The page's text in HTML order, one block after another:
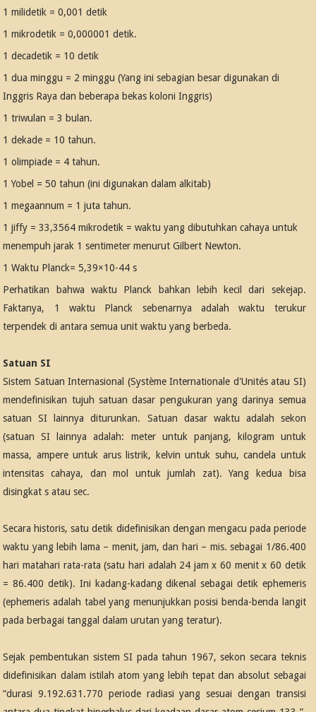
1 milidetik = 0,001 detik
1 mikrodetik = 0,000001 detik.
1 decadetik = 10 detik
1 dua minggu = 2 minggu (Yang ini sebagian besar digunakan di
Inggris Raya dan beberapa bekas koloni Inggris)
1 triwulan = 3 bulan.
1 dekade = 10 tahun.
1 olimpiade = 4 tahun.
1 Yobel = 50 tahun (ini digunakan dalam alkitab)
1 megaannum = 1 juta tahun.
1 jiffy = 33,3564 mikrodetik = waktu yang dibutuhkan cahaya untuk
menempuh jarak 1 sentimeter menurut Gilbert Newton.
1 Waktu Planck= 5,39×10-44 s
Perhatikan bahwa waktu Planck bahkan lebih kecil dari sekejap.
Faktanya, 1 waktu Planck sebenarnya adalah waktu terukur
terpendek di antara semua unit waktu yang berbeda.
Satuan SI
Sistem Satuan Internasional (Système Internationale d'Unités atau SI)
mendefinisikan tujuh satuan dasar pengukuran yang darinya semua
satuan SI lainnya diturunkan. Satuan dasar waktu adalah sekon
(satuan SI lainnya adalah: meter untuk panjang, kilogram untuk
massa, ampere untuk arus listrik, kelvin untuk suhu, candela untuk
intensitas cahaya, dan mol untuk jumlah zat). Yang kedua bisa
disingkat s atau sec.
Secara historis, satu detik didefinisikan dengan mengacu pada periode
waktu yang lebih lama – menit, jam, dan hari – mis. sebagai 1/86.400
hari matahari rata-rata (satu hari adalah 24 jam x 60 menit x 60 detik
= 86.400 detik). Ini kadang-kadang dikenal sebagai detik ephemeris
(ephemeris adalah tabel yang menunjukkan posisi benda-benda langit
pada berbagai tanggal dalam urutan yang teratur).
Sejak pembentukan sistem SI pada tahun 1967, sekon secara teknis
didefinisikan dalam istilah atom yang lebih tepat dan absolut sebagai
“durasi 9.192.631.770 periode radiasi yang sesuai dengan transisi